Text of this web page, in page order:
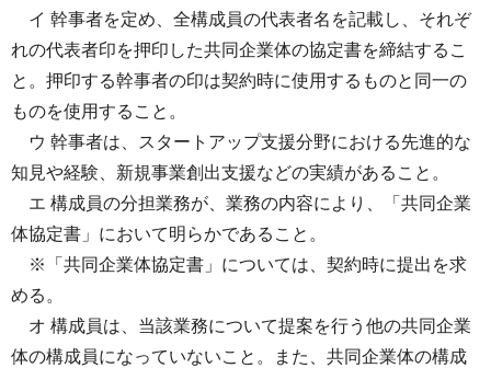
イ 幹事者を定め、全構成員の代表者名を記載し、それぞ
れの代表者印を押印した共同企業体の協定書を締結するこ
と。押印する幹事者の印は契約時に使用するものと同一の
ものを使用すること。
ウ 幹事者は、スタートアップ支援分野における先進的な
知見や経験、新規事業創出支援などの実績があること。
エ 構成員の分担業務が、業務の内容により、「共同企業
体協定書」において明らかであること。
※「共同企業体協定書」については、契約時に提出を求
める。
オ 構成員は、当該業務について提案を行う他の共同企業
体の構成員になっていないこと。また、共同企業体の構成